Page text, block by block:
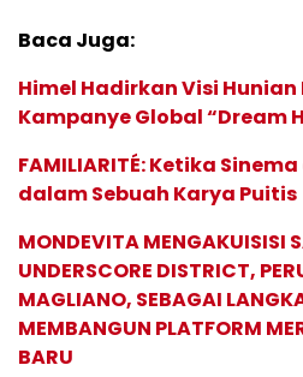
Baca Juga:
Himel Hadirkan Visi
Kampanye Global “Dream
FAMILIARITÉ: Ketika
dalam Sebuah Karya Puitis
MONDEVITA MENGAKUISISI
UNDERSCORE DISTRICT,
MAGLIANO, SEBAGAI
MEMBANGUN PLATFORM
BARU